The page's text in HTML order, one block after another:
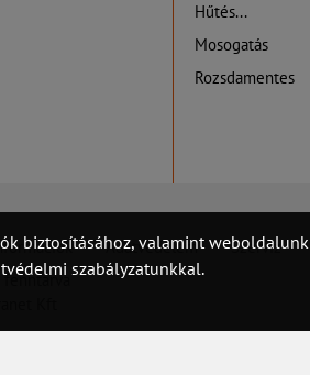
Hűtés...
Mosogatás
Rozsdamentes
Adatvédelem Szervíz
biztosításához, valamint weboldalunk
szabályzatunkkal.